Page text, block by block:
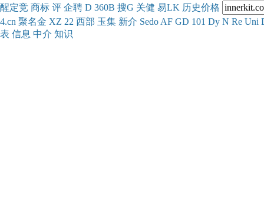
醒定竞 商标 评 企聘 D 360B 搜G 关健 易LK 历史价格
4.cn 聚名金 XZ 22 西部 玉集 新介 Sedo AF GD 101 Dy N Re Uni
表 信息 中介 知识